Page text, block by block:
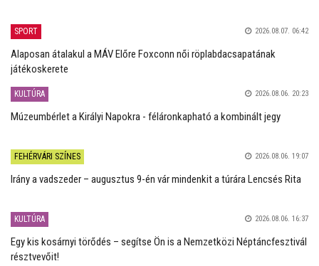
SPORT 2026.08.07. 06:42
Alaposan átalakul a MÁV Előre Foxconn női röplabdacsapatának
játékoskerete
KULTÚRA 2026.08.06. 20:23
Múzeumbérlet a Királyi Napokra - féláronkapható a kombinált jegy
FEHÉRVÁRI SZÍNES 2026.08.06. 19:07
Irány a vadszeder – augusztus 9-én vár mindenkit a túrára Lencsés Rita
KULTÚRA 2026.08.06. 16:37
Egy kis kosárnyi törődés – segítse Ön is a Nemzetközi Néptáncfesztivál
résztvevőit!